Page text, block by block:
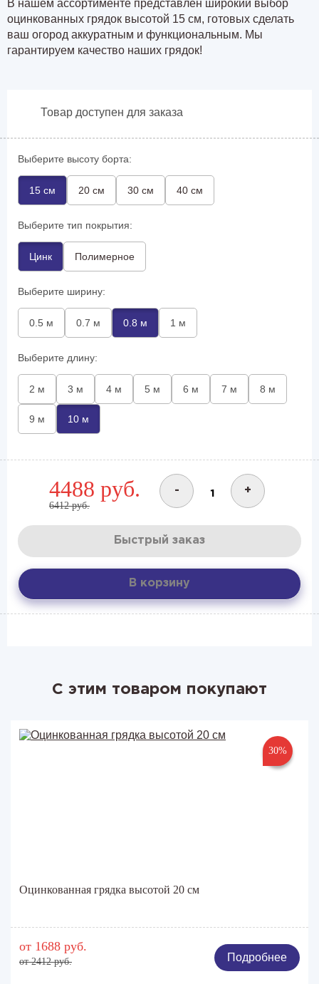
В нашем ассортименте представлен широкий выбор
оцинкованных грядок высотой 15 см, готовых сделать
ваш огород аккуратным и функциональным. Мы
гарантируем качество наших грядок!
Товар доступен для заказа
Выберите высоту борта:
15 см 20 см 30 см 40 см
Выберите тип покрытия:
Цинк Полимерное
Выберите ширину:
0.5 м 0.7 м 0.8 м 1 м
Выберите длину:
2 м 3 м 4 м 5 м 6 м 7 м 8 м
9 м 10 м
4488 руб.
6412 руб.
- +
Быстрый заказ
В корзину
С этим товаром покупают
30%
Оцинкованная грядка высотой 20 см
от 1688 руб.
от 2412 руб. Подробнее